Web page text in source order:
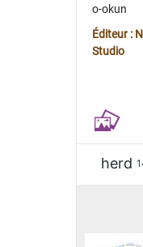
o-okun
Éditeur :
Studio
herd